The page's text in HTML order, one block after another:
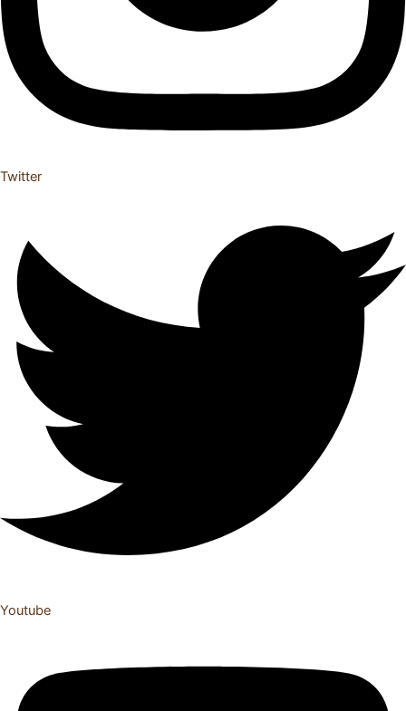
Twitter
Youtube